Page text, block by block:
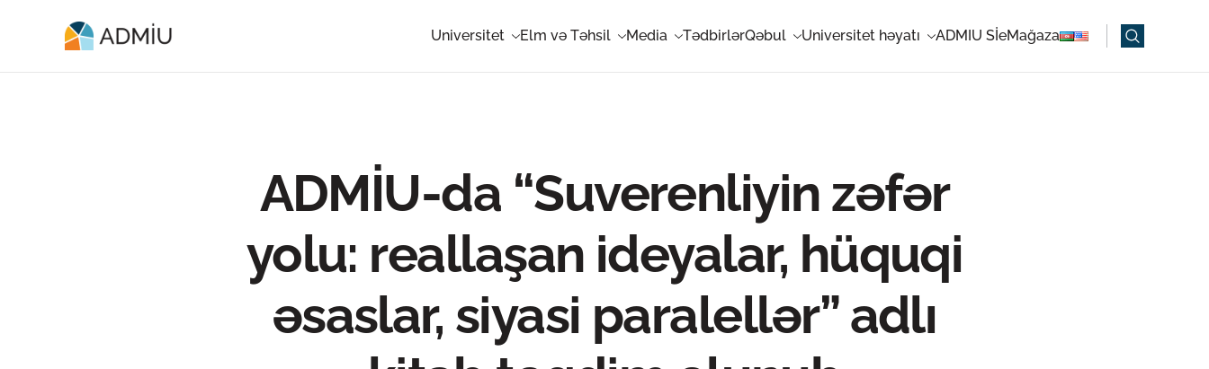
Universitet Elm və Təhsil Media TədbirlərQəbul Universitet həyatı ADMIU SİeMağaza
ADMİU-da “Suverenliyin zəfər
yolu: reallaşan ideyalar, hüquqi
əsaslar, siyasi paralellər” adlı